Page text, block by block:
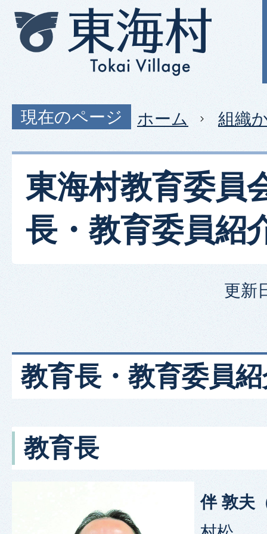
現在のページ ホーム 組織
東海村教育委員
長・教育委員紹
更新
教育長・教育委員
教育長
伴 敦夫